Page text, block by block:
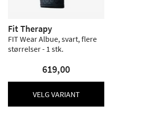
Fit Therapy
FIT Wear Albue, svart, flere
størrelser - 1 stk.
619,00
VELG VARIANT